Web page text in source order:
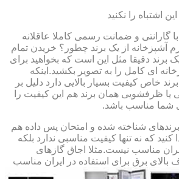
اشتباه را نکنید
گارانتی و ضمانت رسمی کاملا عاقلانه
آشپزخانه از یک برند چطور؟ خریدن تمام
برند دقیقا مثل این است که بخواهید برای
ای کامل را به تصویر بکشید.اینکه
خاص کیفیت بسیار بالایی دارد دلیل بر
یا ظرفشویی همان برند هم این کیفیت را
شما مناسب باشد.
شناخته شده و امتحان پس داده هم
که نه تنها کیفیت مناسبی ندارد بلکه
مناسب نیست.مثلا اجاق گازهای
برق برای استفاده در ایران مناسب